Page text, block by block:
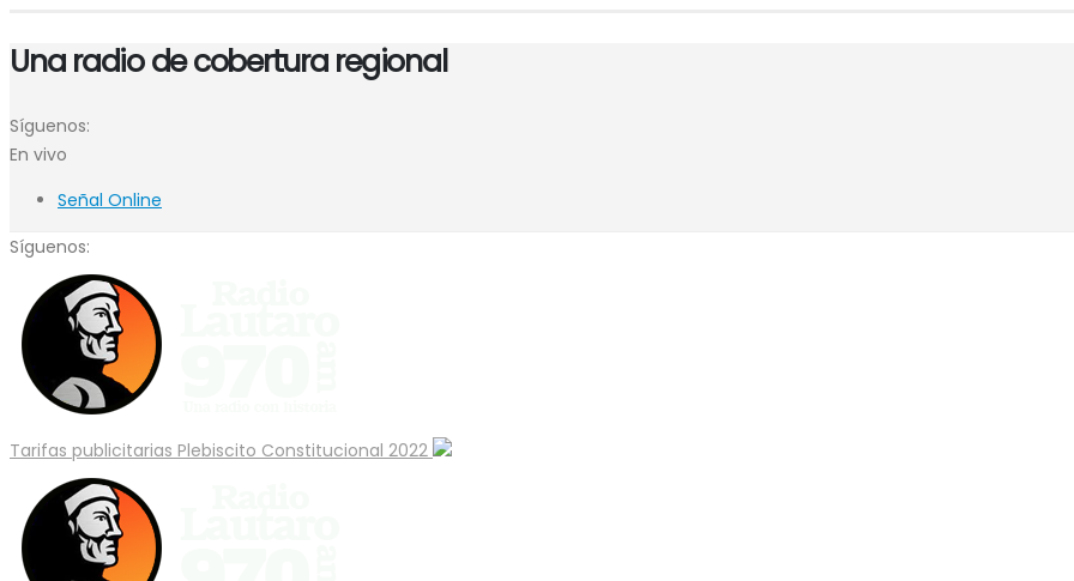
Una radio de cobertura regional
Síguenos:
En vivo
Señal Online
Síguenos:
Tarifas publicitarias Plebiscito Constitucional 2022